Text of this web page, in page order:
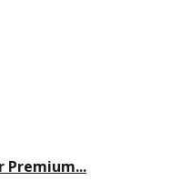
Premium...